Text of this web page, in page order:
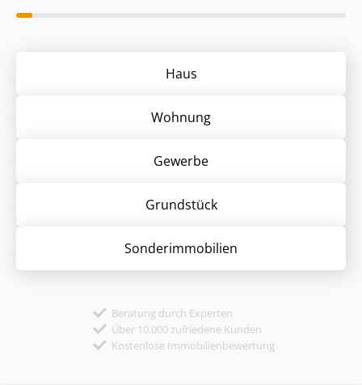
Haus
Wohnung
Gewerbe
Grund­stück
Sonder­immobilien
Beratung durch Experten
Über 10.000 zufriedene Kunden
Kostenlose Immobilienbewertung